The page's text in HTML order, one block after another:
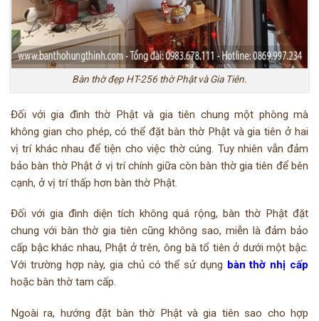
Bàn thờ đẹp HT-256 thờ Phật và Gia Tiên.
Đối với gia đình thờ Phật và gia tiên chung một phòng mà
không gian cho phép, có thể đặt bàn thờ Phật và gia tiên ở hai
vị trí khác nhau để tiện cho việc thờ cúng. Tuy nhiên vẫn đảm
bảo bàn thờ Phật ở vị trí chính giữa còn bàn thờ gia tiên để bên
cạnh, ở vị trí thấp hơn bàn thờ Phật.
Đối với gia đình diện tích không quá rộng, bàn thờ Phật đặt
chung với bàn thờ gia tiên cũng không sao, miễn là đảm bảo
cấp bậc khác nhau, Phật ở trên, ông bà tổ tiên ở dưới một bậc.
Với trường hợp này, gia chủ có thể sử dụng bàn thờ nhị cấp
hoặc bàn thờ tam cấp.
Ngoài ra, hướng đặt bàn thờ Phật và gia tiên sao cho hợp